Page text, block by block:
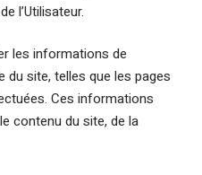
l’Utilisateur.
les informations de
du site, telles que les pages
Ces informations
contenu du site, de la